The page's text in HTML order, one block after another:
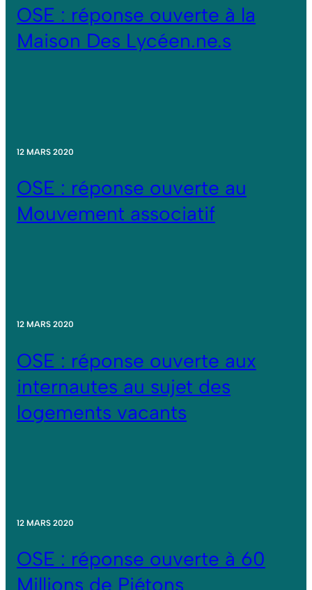
OSE : réponse ouverte à la
Maison Des Lycéen.ne.s
12 MARS 2020
OSE : réponse ouverte au
Mouvement associatif
12 MARS 2020
OSE : réponse ouverte aux
internautes au sujet des
logements vacants
12 MARS 2020
OSE : réponse ouverte à 60
Millions de Piétons